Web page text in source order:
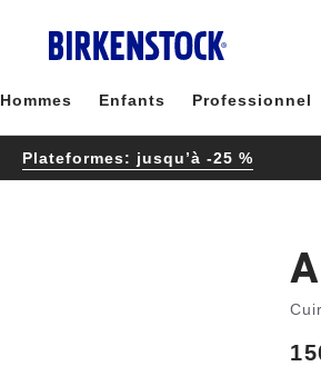
Hommes Enfants Professionnel
Plateformes: jusqu’à -25 %